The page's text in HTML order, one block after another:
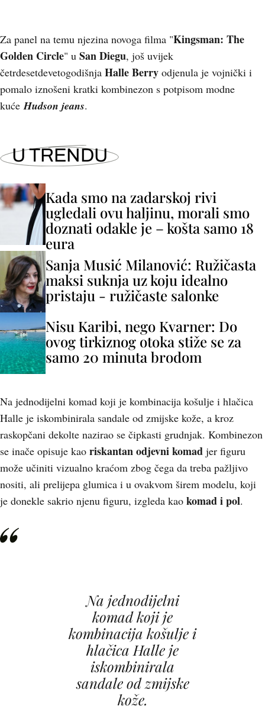
Za panel na temu njezina novoga filma "Kingsman: The
Golden Circle" u San Diegu, još uvijek
četrdesetdevetogodišnja Halle Berry odjenula je vojnički i
pomalo iznošeni kratki kombinezon s potpisom modne
kućeHudson jeans.
U TRENDU
Kada smo na zadarskoj rivi
ugledali ovu haljinu, morali smo
doznati odakle je – košta samo 18
eura
Sanja Musić Milanović: Ružičasta
maksi suknja uz koju idealno
pristaju - ružičaste salonke
Nisu Karibi, nego Kvarner: Do
ovog tirkiznog otoka stiže se za
samo 20 minuta brodom
Na jednodijelni komad koji je kombinacija košulje i hlačica
Halle je iskombinirala sandale od zmijske kože, a kroz
raskopčani dekolte nazirao se čipkasti grudnjak. Kombinezon
se inače opisuje kao riskantan odjevni komad jer figuru
može učiniti vizualno kraćom zbog čega da treba pažljivo
nositi, ali prelijepa glumica i u ovakvom širem modelu, koji
je donekle sakrio njenu figuru, izgleda kao komad i pol.
Na jednodijelni
komad koji je
kombinacija košulje i
hlačica Halle je
iskombinirala
sandale od zmijske
kože.